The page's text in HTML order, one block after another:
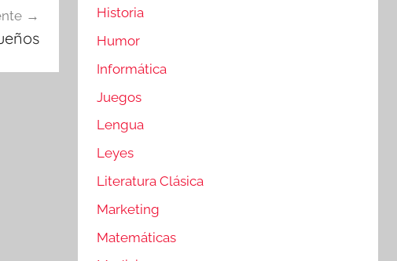
Historia
Humor
Informática
Juegos
Lengua
Leyes
Literatura Clásica
Marketing
Matemáticas